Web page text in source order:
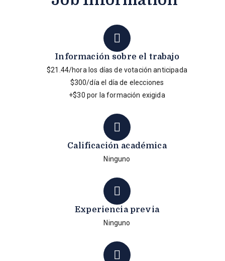
Información sobre el trabajo
$21.44/hora los días de votación anticipada
$300/día el día de elecciones
+$30 por la formación exigida
Calificación académica
Ninguno
Experiencia previa
Ninguno